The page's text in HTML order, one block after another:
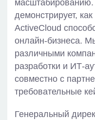
масштабированию.
демонстрирует,
ActiveCloud
онлайн-бизнеса.
различными
разработки и ИТ-
совместно с
требовательные
Генеральный